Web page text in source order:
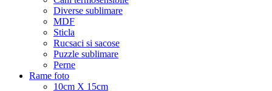
Diverse sublimare
MDF
Sticla
Rucsaci si sacose
Puzzle sublimare
Perne
Rame foto
10cm X 15cm